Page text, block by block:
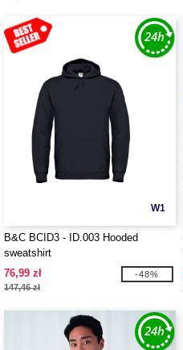
W1
B&C BCID3 - ID.003 Hooded
sweatshirt
76,99 zł
147,46 zł
-48%